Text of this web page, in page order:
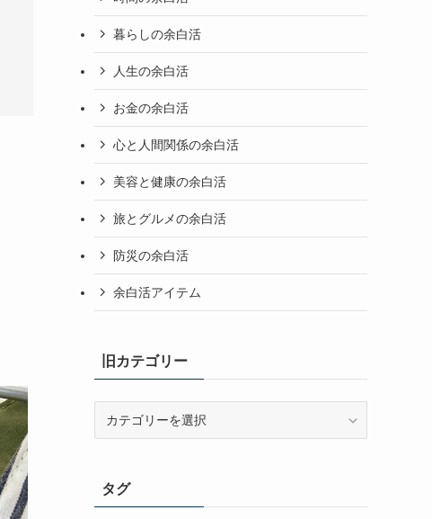
暮らしの余白活
人生の余白活
お金の余白活
心と人間関係の余白活
美容と健康の余白活
旅とグルメの余白活
防災の余白活
余白活アイテム
旧カテゴリー
リ
ー
タグ